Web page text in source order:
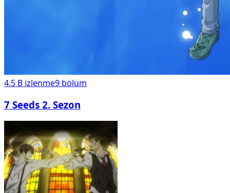
4.5 B izlenme9 bölüm
7 Seeds 2. Sezon